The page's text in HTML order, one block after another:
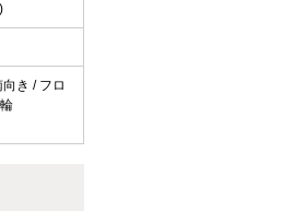
き / フロ